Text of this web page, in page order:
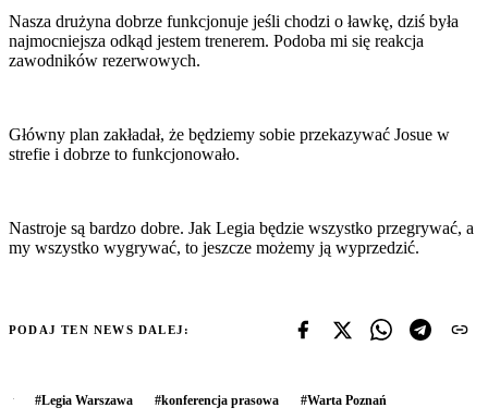
Nasza drużyna dobrze funkcjonuje jeśli chodzi o ławkę, dziś była
najmocniejsza odkąd jestem trenerem. Podoba mi się reakcja
zawodników rezerwowych.
Główny plan zakładał, że będziemy sobie przekazywać Josue w
strefie i dobrze to funkcjonowało.
Nastroje są bardzo dobre. Jak Legia będzie wszystko przegrywać, a
my wszystko wygrywać, to jeszcze możemy ją wyprzedzić.
PODAJ TEN NEWS DALEJ:
#Legia Warszawa #konferencja prasowa #Warta Poznań